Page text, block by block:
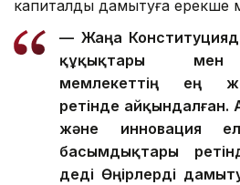
капиталды дамытуға ерекше
— Жаңа
құқықтары мен
мемлекеттің ең
ретінде айқындалған.
және инновация
басымдықтары
деді Өңірлерді